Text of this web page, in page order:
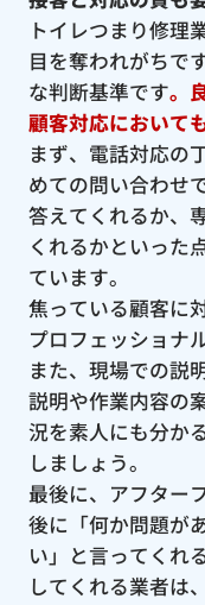
トイレつまり修理
目を奪われがちで
な判断基準です。
顧客対応において
まず、電話対応の
めての問い合わせ
答えてくれるか、
くれるかといった
ています。
焦っている顧客に
プロフェッショナ
また、現場での説
説明や作業内容の
況を素人にも分か
しましょう。
最後に、アフター
後に「何か問題が
い」と言ってくれ
してくれる業者は